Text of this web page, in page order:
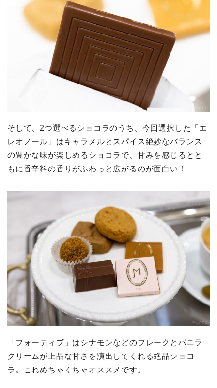
そして、2つ選べるショコラのうち、今回選択した「エ
レオノール」はキャラメルとスパイス絶妙なバランス
の豊かな味が楽しめるショコラで、甘みを感じるとと
もに香辛料の香りがふわっと広がるのが面白い！
「フォーティブ」はシナモンなどのフレークとバニラ
クリームが上品な甘さを演出してくれる絶品ショコ
ラ。これめちゃくちゃオススメです。